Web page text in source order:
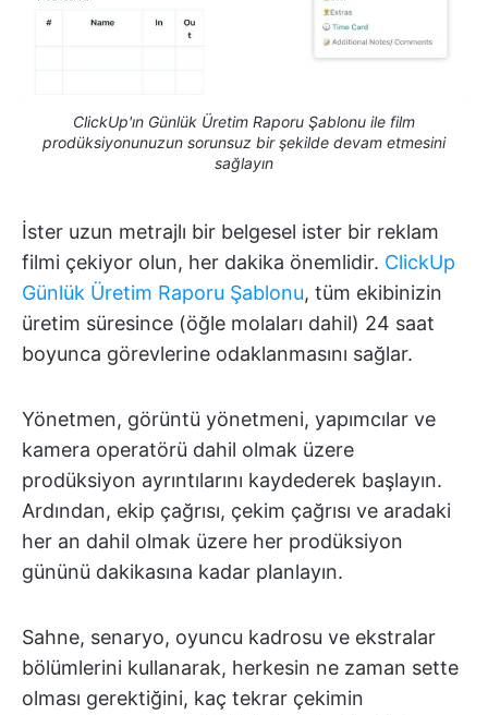
ClickUp'ın Günlük Üretim Raporu Şablonu ile film
prodüksiyonunuzun sorunsuz bir şekilde devam etmesini
sağlayın
İster uzun metrajlı bir belgesel ister bir reklam
filmi çekiyor olun, her dakika önemlidir. ClickUp
Günlük Üretim Raporu Şablonu, tüm ekibinizin
üretim süresince (öğle molaları dahil) 24 saat
boyunca görevlerine odaklanmasını sağlar.
Yönetmen, görüntü yönetmeni, yapımcılar ve
kamera operatörü dahil olmak üzere
prodüksiyon ayrıntılarını kaydederek başlayın.
Ardından, ekip çağrısı, çekim çağrısı ve aradaki
her an dahil olmak üzere her prodüksiyon
gününü dakikasına kadar planlayın.
Sahne, senaryo, oyuncu kadrosu ve ekstralar
bölümlerini kullanarak, herkesin ne zaman sette
olması gerektiğini, kaç tekrar çekimin